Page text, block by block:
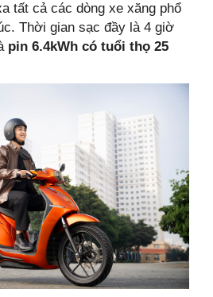
tất cả các dòng xe xăng phổ
Thời gian sạc đầy là 4 giờ
pin 6.4kWh có tuổi thọ 25